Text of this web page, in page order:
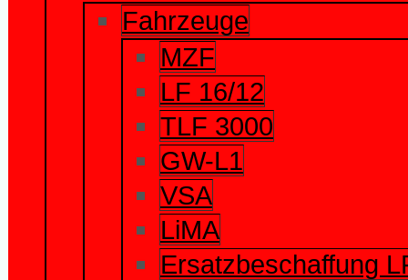
Fahrzeuge
MZF
LF 16/12
TLF 3000
GW-L1
VSA
LiMA
Ersatzbeschaffung